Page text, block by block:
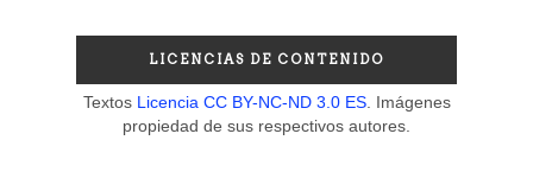
LICENCIAS DE CONTENIDO
Textos Licencia CC BY-NC-ND 3.0 ES. Imágenes
propiedad de sus respectivos autores.